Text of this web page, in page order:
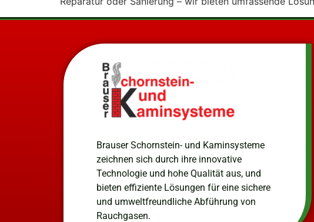
Brauser Schornstein- und Kaminsysteme
zeichnen sich durch ihre innovative
Technologie und hohe Qualität aus, und
bieten effiziente Lösungen für eine sichere
und umweltfreundliche Abführung von
Rauchgasen.